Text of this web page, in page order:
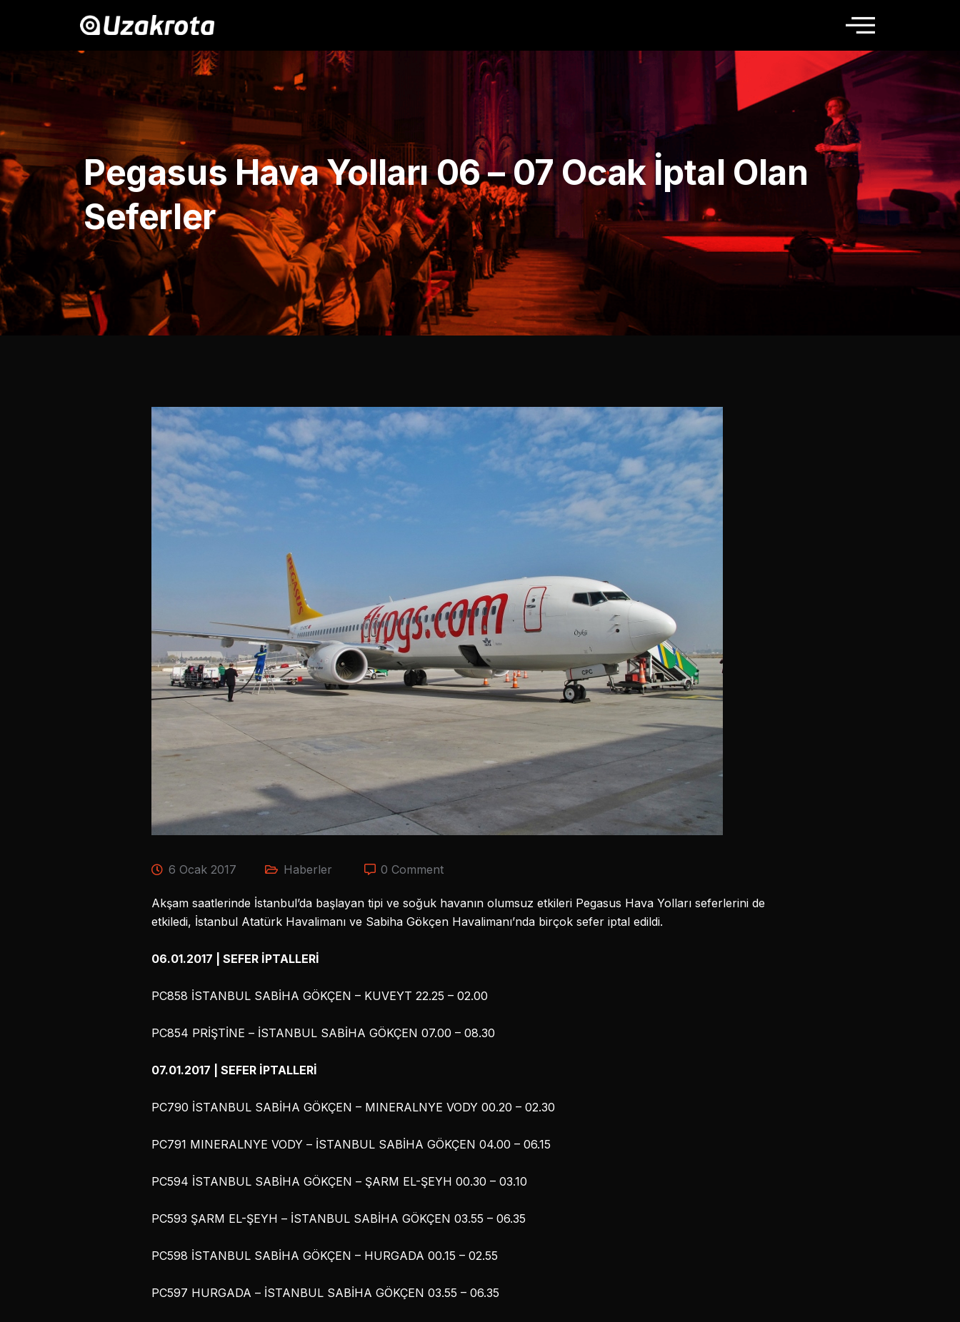
Pegasus Hava Yolları 06 – 07 Ocak İptal Olan
Seferler
6 Ocak 2017 Haberler 0 Comment
Akşam saatlerinde İstanbul’da başlayan tipi ve soğuk havanın olumsuz etkileri Pegasus Hava Yolları seferlerini de
etkiledi, İstanbul Atatürk Havalimanı ve Sabiha Gökçen Havalimanı’nda birçok sefer iptal edildi.
06.01.2017 | SEFER İPTALLERİ
PC858 İSTANBUL SABİHA GÖKÇEN – KUVEYT 22.25 – 02.00
PC854 PRİŞTİNE – İSTANBUL SABİHA GÖKÇEN 07.00 – 08.30
07.01.2017 | SEFER İPTALLERİ
PC790 İSTANBUL SABİHA GÖKÇEN – MINERALNYE VODY 00.20 – 02.30
PC791 MINERALNYE VODY – İSTANBUL SABİHA GÖKÇEN 04.00 – 06.15
PC594 İSTANBUL SABİHA GÖKÇEN – ŞARM EL-ŞEYH 00.30 – 03.10
PC593 ŞARM EL-ŞEYH – İSTANBUL SABİHA GÖKÇEN 03.55 – 06.35
PC598 İSTANBUL SABİHA GÖKÇEN – HURGADA 00.15 – 02.55
PC597 HURGADA – İSTANBUL SABİHA GÖKÇEN 03.55 – 06.35